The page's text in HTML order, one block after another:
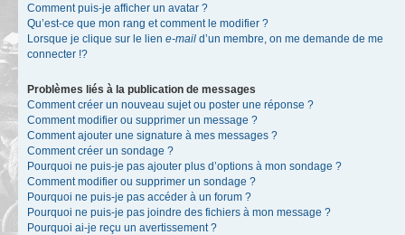
Comment puis-je afficher un avatar ?
Qu’est-ce que mon rang et comment le modifier ?
Lorsque je clique sur le lien e-mail d’un membre, on me demande de me
connecter !?
Problèmes liés à la publication de messages
Comment créer un nouveau sujet ou poster une réponse ?
Comment modifier ou supprimer un message ?
Comment ajouter une signature à mes messages ?
Comment créer un sondage ?
Pourquoi ne puis-je pas ajouter plus d’options à mon sondage ?
Comment modifier ou supprimer un sondage ?
Pourquoi ne puis-je pas accéder à un forum ?
Pourquoi ne puis-je pas joindre des fichiers à mon message ?
Pourquoi ai-je reçu un avertissement ?